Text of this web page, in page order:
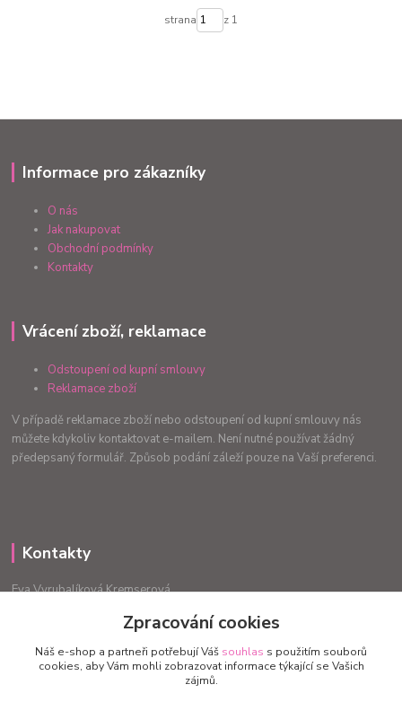
strana z 1
Informace pro zákazníky
O nás
Jak nakupovat
Obchodní podmínky
Kontakty
Vrácení zboží, reklamace
Odstoupení od kupní smlouvy
Reklamace zboží
V případě reklamace zboží nebo odstoupení od kupní smlouvy nás
můžete kdykoliv kontaktovat e-mailem. Není nutné používat žádný
předepsaný formulář. Způsob podání záleží pouze na Vaší preferenci.
Kontakty
Eva Vyrubalíková Kremserová
info.radost@email.cz
Zpracování cookies
Náš e-shop a partneři potřebují Váš souhlas s použitím souborů
cookies, aby Vám mohli zobrazovat informace týkající se Vašich
zájmů.